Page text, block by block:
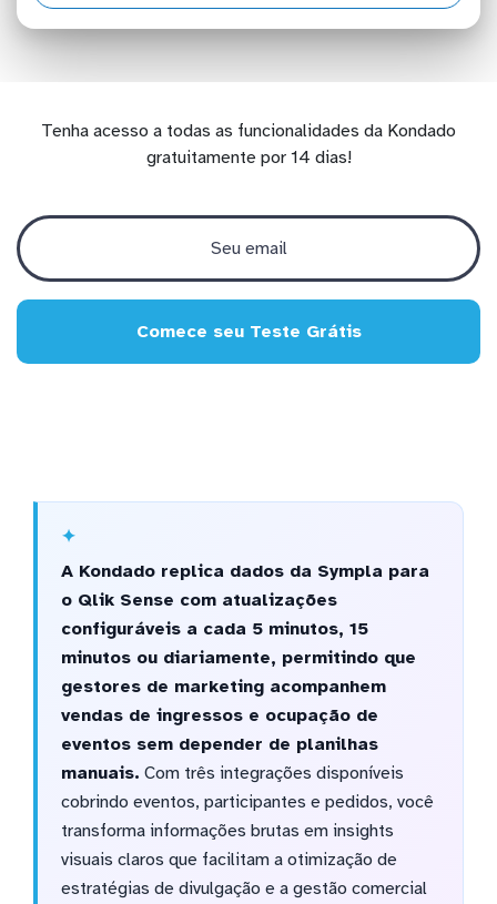
Tenha acesso a todas as funcionalidades da Kondado
gratuitamente por 14 dias!
Comece seu Teste Grátis
A Kondado replica dados da Sympla para
o Qlik Sense com atualizações
configuráveis a cada 5 minutos, 15
minutos ou diariamente, permitindo que
gestores de marketing acompanhem
vendas de ingressos e ocupação de
eventos sem depender de planilhas
manuais. Com três integrações disponíveis
cobrindo eventos, participantes e pedidos, você
transforma informações brutas em insights
visuais claros que facilitam a otimização de
estratégias de divulgação e a gestão comercial